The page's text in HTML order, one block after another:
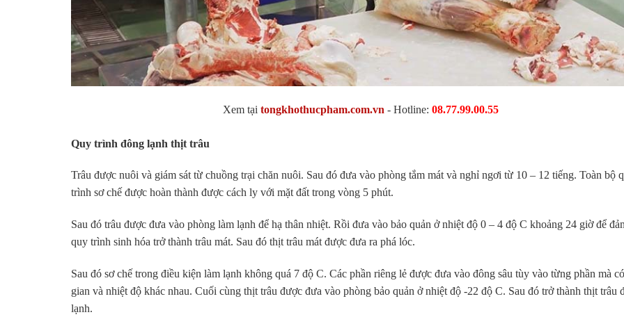
Xem tại tongkhothucpham.com.vn - Hotline: 08.77.99.00.55
Quy trình đông lạnh thịt trâu
Trâu được nuôi và giám sát từ chuồng trại chăn nuôi. Sau đó đưa vào phòng tắm mát và nghỉ ngơi từ 10 – 12 tiếng. Toàn bộ
trình sơ chế được hoàn thành được cách ly với mặt đất trong vòng 5 phút.
Sau đó trâu được đưa vào phòng làm lạnh để hạ thân nhiệt. Rồi đưa vào bảo quản ở nhiệt độ 0 – 4 độ C khoảng 24 giờ để
quy trình sinh hóa trở thành trâu mát. Sau đó thịt trâu mát được đưa ra phá lóc.
Sau đó sơ chế trong điều kiện làm lạnh không quá 7 độ C. Các phần riêng lẻ được đưa vào đông sâu tùy vào từng phần mà
gian và nhiệt độ khác nhau. Cuối cùng thịt trâu được đưa vào phòng bảo quản ở nhiệt độ -22 độ C. Sau đó trở thành thịt trâu
lạnh.